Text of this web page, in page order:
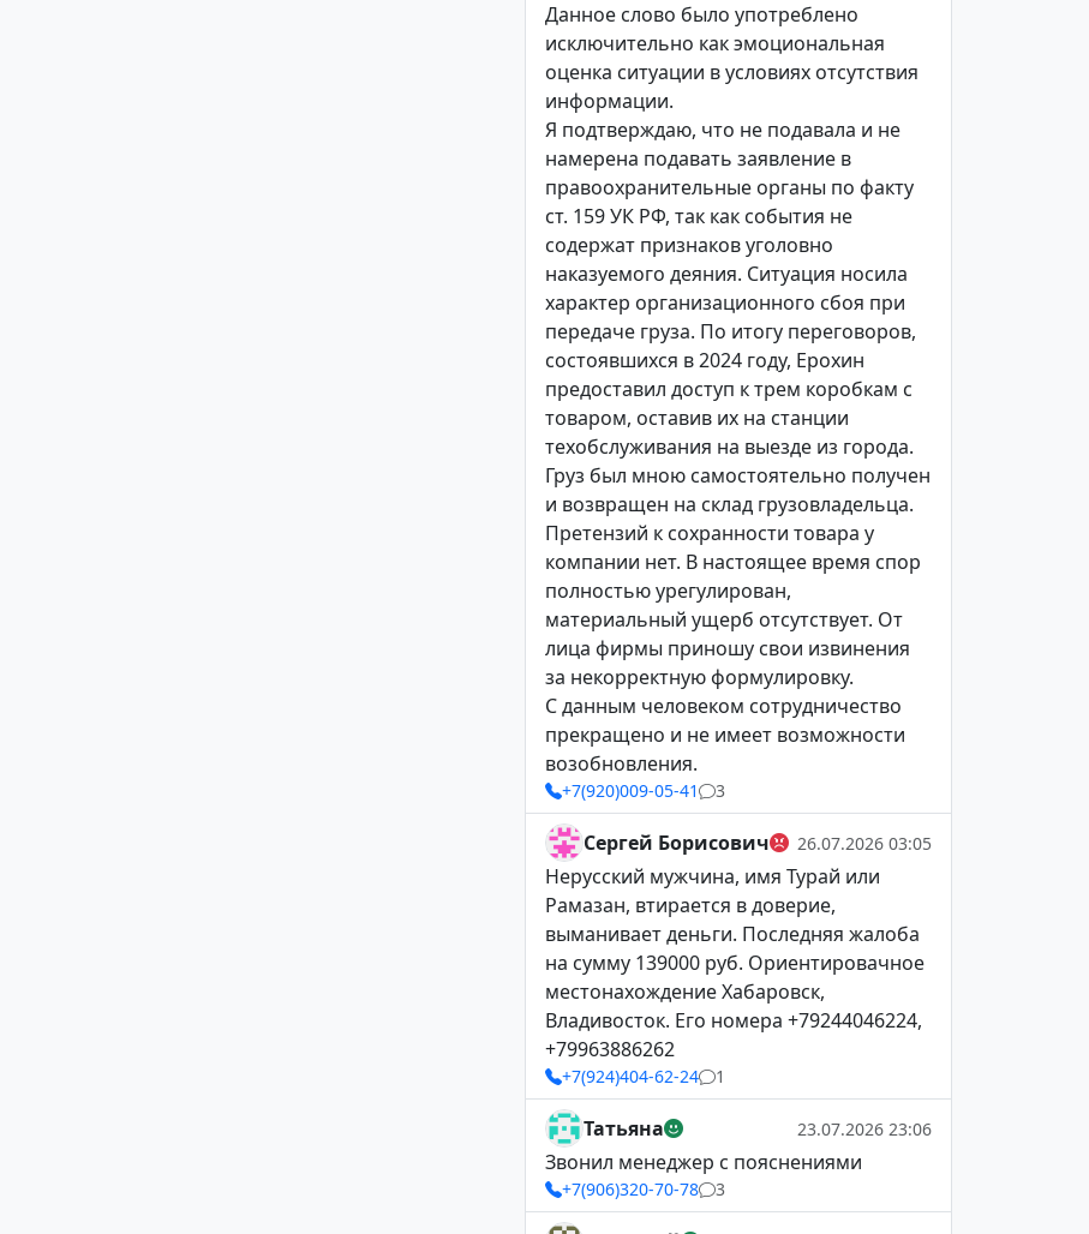
Данное слово было употреблено
исключительно как эмоциональная
оценка ситуации в условиях отсутствия
информации.
Я подтверждаю, что не подавала и не
намерена подавать заявление в
правоохранительные органы по факту
ст. 159 УК РФ, так как события не
содержат признаков уголовно
наказуемого деяния. Ситуация носила
характер организационного сбоя при
передаче груза. По итогу переговоров,
состоявшихся в 2024 году, Ерохин
предоставил доступ к трем коробкам с
товаром, оставив их на станции
техобслуживания на выезде из города.
Груз был мною самостоятельно получен
и возвращен на склад грузовладельца.
Претензий к сохранности товара у
компании нет. В настоящее время спор
полностью урегулирован,
материальный ущерб отсутствует. От
лица фирмы приношу свои извинения
за некорректную формулировку.
С данным человеком сотрудничество
прекращено и не имеет возможности
возобновления.
+7(920)009-05-41 3
Сергей Борисович 26.07.2026 03:05
Нерусский мужчина, имя Турай или
Рамазан, втирается в доверие,
выманивает деньги. Последняя жалоба
на сумму 139000 руб. Ориентировачное
местонахождение Хабаровск,
Владивосток. Его номера +79244046224,
+79963886262
+7(924)404-62-24 1
Татьяна 23.07.2026 23:06
Звонил менеджер с пояснениями
+7(906)320-70-78 3